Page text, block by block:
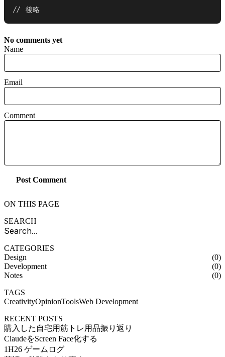
// 後略
No comments yet
Name
Email
Comment
Post Comment
ON THIS PAGE
SEARCH
CATEGORIES
Design
(0)
Development
(0)
Notes
(0)
TAGS
CreativityOpinionToolsWeb Development
RECENT POSTS
購入した自宅用筋トレ用品振り返り
ClaudeをScreen Face化する
1H26 ゲームログ